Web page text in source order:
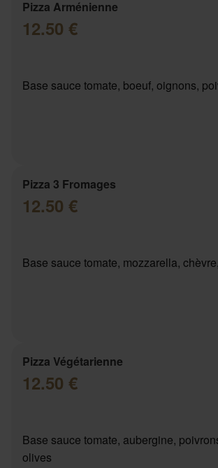
Pizza Arménienne
12.50 €
Base sauce tomate, boeuf, oignons,
Pizza 3 Fromages
12.50 €
Base sauce tomate, mozzarella,
Pizza Végétarienne
12.50 €
Base sauce tomate, aubergine,
olives